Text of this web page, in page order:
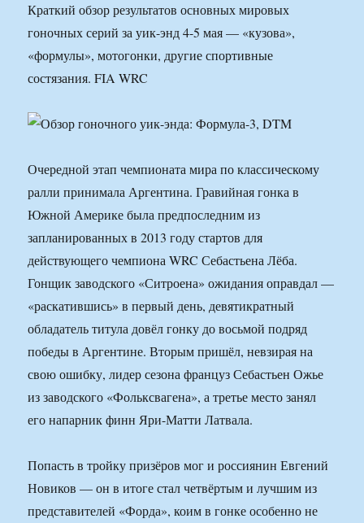
Краткий обзор результатов основных мировых
гоночных серий за уик-энд 4-5 мая — «кузова»,
«формулы», мотогонки, другие спортивные
состязания. FIA WRC
Очередной этап чемпионата мира по классическому
ралли принимала Аргентина. Гравийная гонка в
Южной Америке была предпоследним из
запланированных в 2013 году стартов для
действующего чемпиона WRC Себастьена Лёба.
Гонщик заводского «Ситроена» ожидания оправдал —
«раскатившись» в первый день, девятикратный
обладатель титула довёл гонку до восьмой подряд
победы в Аргентине. Вторым пришёл, невзирая на
свою ошибку, лидер сезона француз Себастьен Ожье
из заводского «Фольксвагена», а третье место занял
его напарник финн Яри-Матти Латвала.
Попасть в тройку призёров мог и россиянин Евгений
Новиков — он в итоге стал четвёртым и лучшим из
представителей «Форда», коим в гонке особенно не